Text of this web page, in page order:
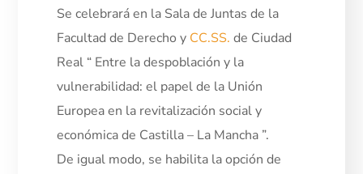
Se celebrará en la Sala de Juntas de la
Facultad de Derecho y CC.SS. de Ciudad
Real “ Entre la despoblación y la
vulnerabilidad: el papel de la Unión
Europea en la revitalización social y
económica de Castilla – La Mancha ”.
De igual modo, se habilita la opción de